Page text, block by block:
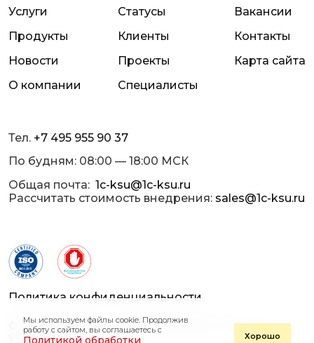
Тел. +7 495 955 90 37
По будням: 08:00 — 18:00 МСК
Общая почта: 1c-ksu@1c-ksu.ru
Рассчитать стоимость внедрения: sales@1c-ksu.ru
Услуги
Продукты
Новости
О компании
Статусы
Клиенты
Проекты
Специалисты
Вакансии
Контакты
Карта сайта
© 2013 — 2026 «1С-Корпоративные системы
управления»
Политика конфиденциальности
Мы используем файлы cookie. Продолжив
работу с сайтом, вы соглашаетесь с
Политикой обработки Хорошо